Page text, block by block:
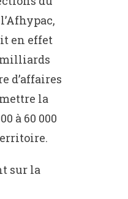
en effet
milliards
d’affaires
la
à 60 000
sur la